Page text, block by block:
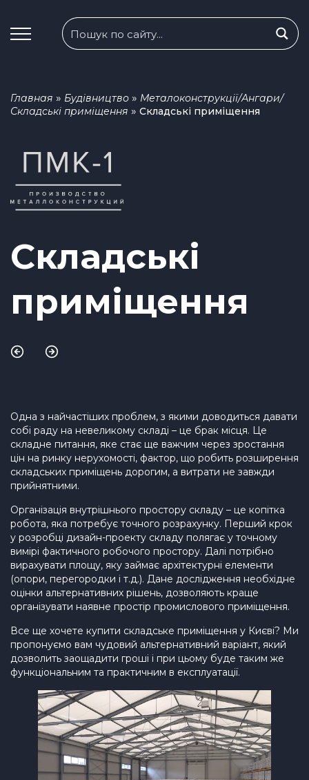
Главная » Будівництво » Металоконструкції/Ангари/
Складські приміщення » Складські приміщення
Складські
приміщення
Одна з найчастіших проблем, з якими доводиться давати
собі раду на невеликому складі – це брак місця. Це
складне питання, яке стає ще важчим через зростання
цін на ринку нерухомості, фактор, що робить розширення
складських приміщень дорогим, а витрати не завжди
прийнятними.
Організація внутрішнього простору складу – це копітка
робота, яка потребує точного розрахунку. Перший крок
у розробці дизайн-проекту складу полягає у точному
вимірі фактичного робочого простору. Далі потрібно
вирахувати площу, яку займає архітектурні елементи
(опори, перегородки і т.д.). Дане дослідження необхідне
оцінки альтернативних рішень, дозволяють краще
організувати наявне простір промислового приміщення.
Все ще хочете купити складське приміщення у Києві? Ми
пропонуємо вам чудовий альтернативний варіант, який
дозволить заощадити гроші і при цьому буде таким же
функціональним та практичним в експлуатації.